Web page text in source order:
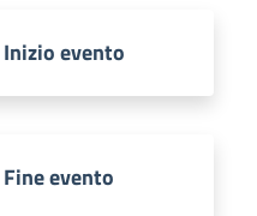
evento
evento